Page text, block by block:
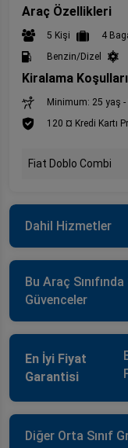
Araç Özellikleri
5 Kişi 4
Benzin/Dizel
Kiralama Koşulları
Minimum: 25 yaş -
120 ¤ Kredi Kartı
Fiat Doblo Combi
Dahil Hizmetler
Bu Araç
Güvenceler
En İyi Fiyat
Garantisi
Diğer Orta Sınıf